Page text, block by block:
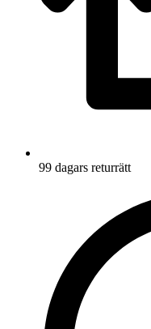
99 dagars returrätt